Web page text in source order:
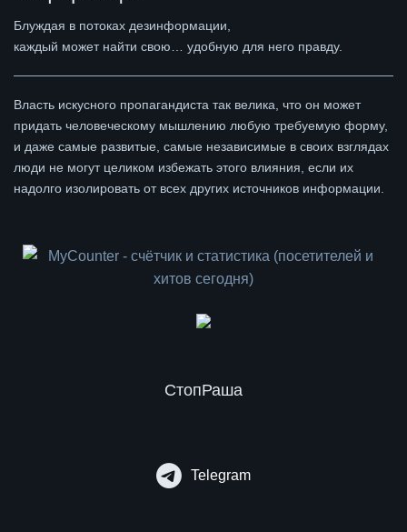
Блуждая в потоках дезинформации,
каждый может найти свою… удобную для него правду.
Власть искусного пропагандиста так велика, что он может
придать человеческому мышлению любую требуемую форму,
и даже самые развитые, самые независимые в своих взглядах
люди не могут целиком избежать этого влияния, если их
надолго изолировать от всех других источников информации.
СтопРаша
Telegram